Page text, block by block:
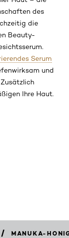
des
die
Beauty-
Serum
und
Ihre Haut.
/ MANUKA-